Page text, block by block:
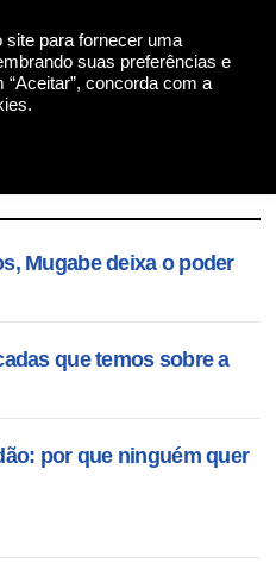
para fornecer uma
suas preferências e
concorda com a
Mugabe deixa o poder
que temos sobre a
por que ninguém quer